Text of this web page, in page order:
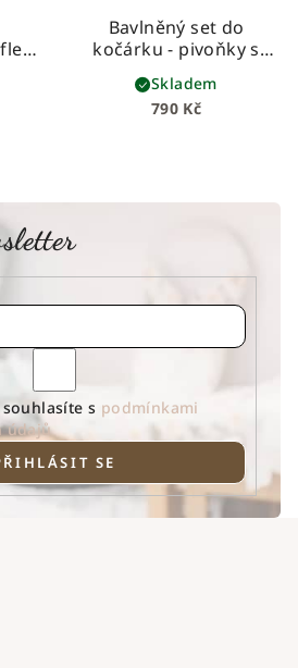
s
Bavlněný set do
kočárku - pivoňky s
růžovým mušelínem
790 Kč
Skladem
s podmínkami
údajů
SE